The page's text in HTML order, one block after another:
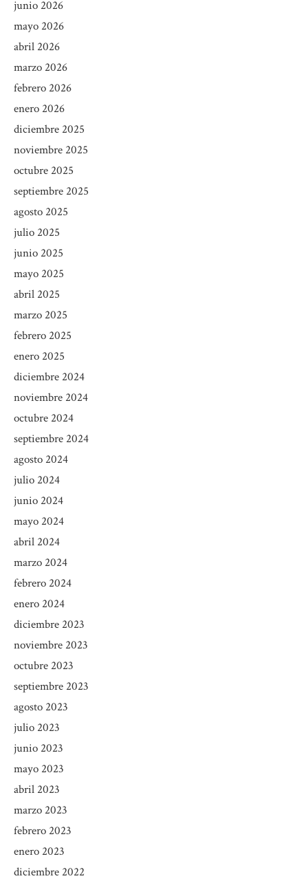
junio 2026
mayo 2026
abril 2026
marzo 2026
febrero 2026
enero 2026
diciembre 2025
noviembre 2025
octubre 2025
septiembre 2025
agosto 2025
julio 2025
junio 2025
mayo 2025
abril 2025
marzo 2025
febrero 2025
enero 2025
diciembre 2024
noviembre 2024
octubre 2024
septiembre 2024
agosto 2024
julio 2024
junio 2024
mayo 2024
abril 2024
marzo 2024
febrero 2024
enero 2024
diciembre 2023
noviembre 2023
octubre 2023
septiembre 2023
agosto 2023
julio 2023
junio 2023
mayo 2023
abril 2023
marzo 2023
febrero 2023
enero 2023
diciembre 2022